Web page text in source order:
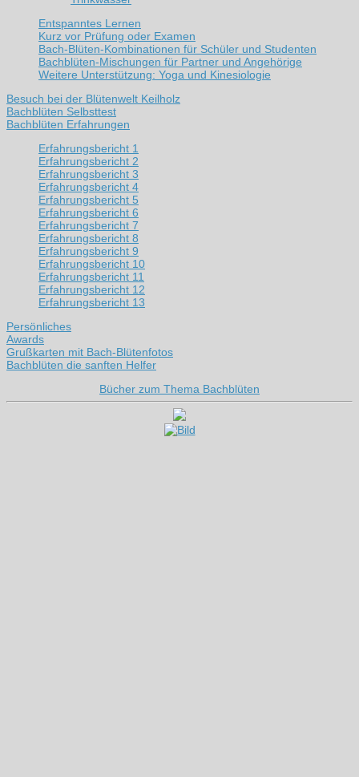
Entspanntes Lernen
Kurz vor Prüfung oder Examen
Bach-Blüten-Kombinationen für Schüler und Studenten
Bachblüten-Mischungen für Partner und Angehörige
Weitere Unterstützung: Yoga und Kinesiologie
Besuch bei der Blütenwelt Keilholz
Bachblüten Selbsttest
Bachblüten Erfahrungen
Erfahrungsbericht 1
Erfahrungsbericht 2
Erfahrungsbericht 3
Erfahrungsbericht 4
Erfahrungsbericht 5
Erfahrungsbericht 6
Erfahrungsbericht 7
Erfahrungsbericht 8
Erfahrungsbericht 9
Erfahrungsbericht 10
Erfahrungsbericht 11
Erfahrungsbericht 12
Erfahrungsbericht 13
Persönliches
Awards
Grußkarten mit Bach-Blütenfotos
Bachblüten die sanften Helfer
Bücher zum Thema Bachblüten